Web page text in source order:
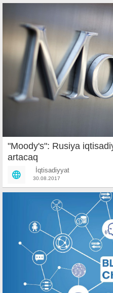
"Moody's": Rusiya
artacaq
İqtisadiyyat
30.08.2017